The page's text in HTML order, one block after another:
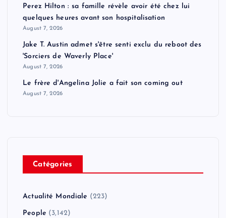
Perez Hilton : sa famille révèle avoir été chez lui
quelques heures avant son hospitalisation
August 7, 2026
Jake T. Austin admet s'être senti exclu du reboot des
'Sorciers de Waverly Place'
August 7, 2026
Le frère d'Angelina Jolie a fait son coming out
August 7, 2026
Catégories
Actualité Mondiale (223)
People (3,142)